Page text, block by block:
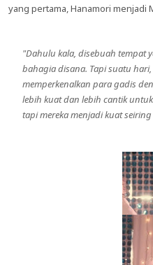
yang pertama, Hanamori menjadi
"Dahulu kala, disebuah tempat
bahagia disana. Tapi suatu
memperkenalkan para gadis
lebih kuat dan lebih cantik
tapi mereka menjadi kuat